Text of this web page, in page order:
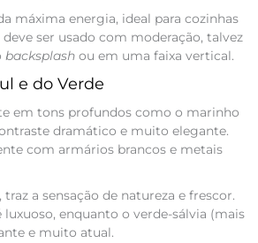
máxima energia, ideal para cozinhas
ser usado com moderação, talvez
backsplashou em uma faixa vertical.
e do Verde
em tons profundos como o marinho
dramático e muito elegante.
com armários brancos e metais
traz a sensação de natureza e frescor.
luxuoso, enquanto o verde-sálvia (mais
e muito atual.